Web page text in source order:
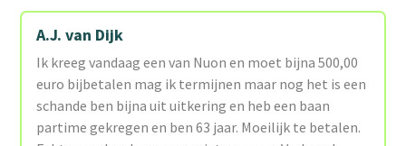
A.J. van Dijk
Ik kreeg vandaag een van Nuon en moet bijna 500,00
euro bijbetalen mag ik termijnen maar nog het is een
schande ben bijna uit uitkering en heb een baan
partime gekregen en ben 63 jaar. Moeilijk te betalen.